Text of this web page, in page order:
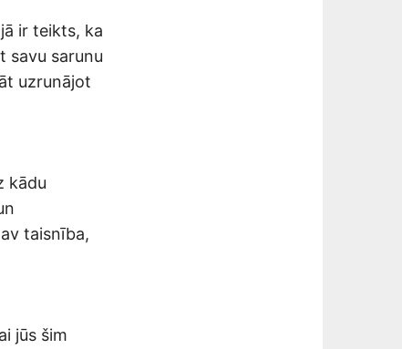
ir teikts, ka
savu sarunu
uzrunājot
kādu
taisnība,
jūs šim